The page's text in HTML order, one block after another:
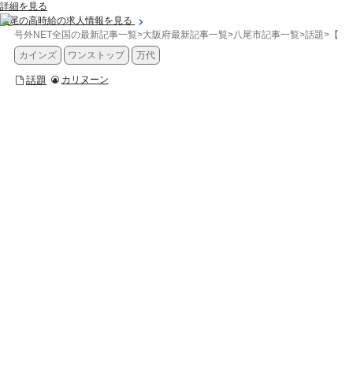
詳細を見る
八尾の高時給の求人情報を見る
号外NET全国の最新記事一覧>大阪府最新記事一覧>八尾市記事一覧>話題>【八
カインズ
ワンストップ 万代
話題 カリヌーン